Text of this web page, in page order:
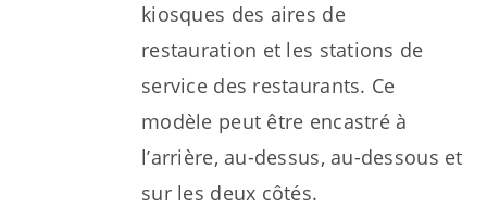
kiosques des aires de
restauration et les stations de
service des restaurants. Ce
modèle peut être encastré à
l’arrière, au-dessus, au-dessous et
sur les deux côtés.